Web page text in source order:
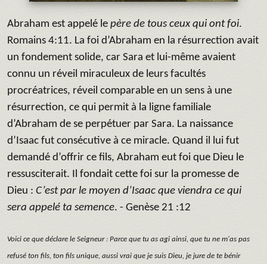
Abraham est appelé le père de tous ceux qui ont foi.
Romains 4:11. La foi d’Abraham en la résurrection avait
un fondement solide, car Sara et lui-même avaient
connu un réveil miraculeux de leurs facultés
procréatrices, réveil comparable en un sens à une
résurrection, ce qui permit à la ligne familiale
d’Abraham de se perpétuer par Sara. La naissance
d’Isaac fut consécutive à ce miracle. Quand il lui fut
demandé d’offrir ce fils, Abraham eut foi que Dieu le
ressusciterait. Il fondait cette foi sur la promesse de
Dieu : C’est par le moyen d’Isaac que viendra ce qui
sera appelé ta semence. - Genèse 21 :12
Voici ce que déclare le Seigneur : Parce que tu as agi ainsi, que tu ne m'as pas
refusé ton fils, ton fils unique, aussi vrai que je suis Dieu, je jure de te bénir